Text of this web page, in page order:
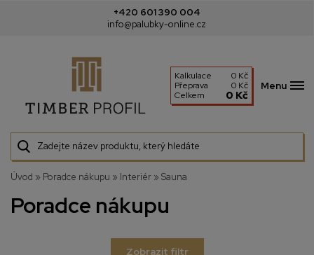
+420 601 390 004
info@palubky-online.cz
Kalkulace
0 Kč
Přeprava
0 Kč
Celkem
0 Kč
Menu
Úvod » Poradce nákupu » Interiér » Sauna
Poradce nákupu
Zobrazit filtr